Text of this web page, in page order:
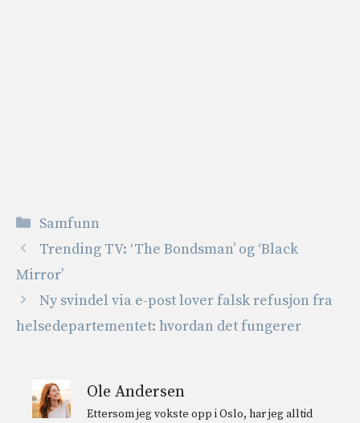
Kategorier
Samfunn
Trending TV: ‘The Bondsman’ og ‘Black
Mirror’
Ny svindel via e-post lover falsk refusjon fra
helsedepartementet: hvordan det fungerer
Ole Andersen
Ettersom jeg vokste opp i Oslo, har jeg alltid